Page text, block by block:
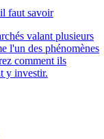
faut savoir
valant plusieurs
l'un des phénomènes
comment ils
y investir.